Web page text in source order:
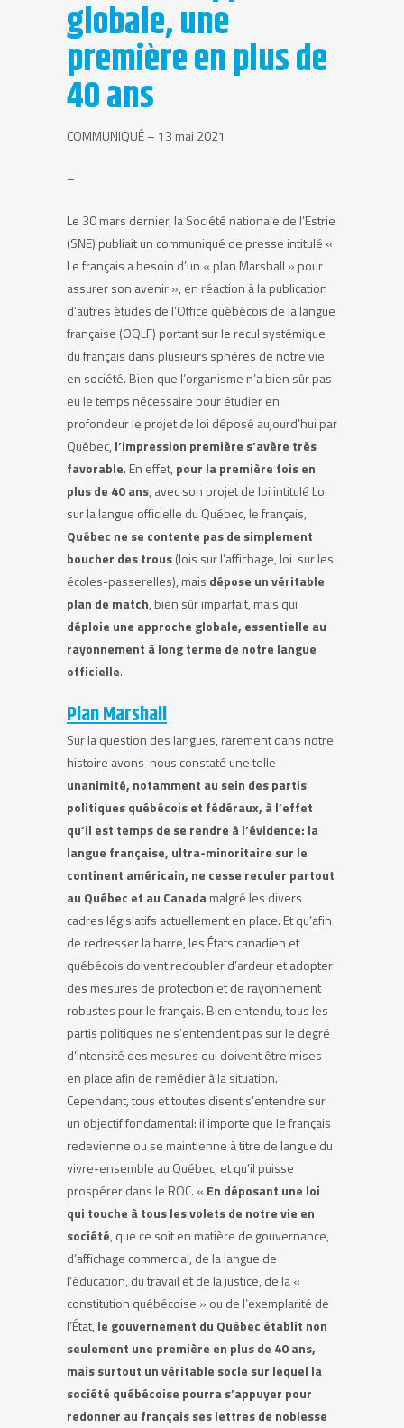
globale, une
première en plus de
40 ans
COMMUNIQUÉ – 13 mai 2021
–
Le 30 mars dernier, la Société nationale de l’Estrie
(SNE) publiait un communiqué de presse intitulé «
Le français a besoin d’un « plan Marshall » pour
assurer son avenir », en réaction à la publication
d’autres études de l’Office québécois de la langue
française (OQLF) portant sur le recul systémique
du français dans plusieurs sphères de notre vie
en société. Bien que l’organisme n’a bien sûr pas
eu le temps nécessaire pour étudier en
profondeur le projet de loi déposé aujourd’hui par
Québec, l’impression première s’avère très
favorable. En effet, pour la première fois en
plus de 40 ans, avec son projet de loi intitulé Loi
sur la langue officielle du Québec, le français,
Québec ne se contente pas de simplement
boucher des trous(lois sur l’affichage, loi sur les
écoles-passerelles), mais dépose un véritable
plan de match, bien sûr imparfait, mais qui
déploie une approche globale, essentielle au
rayonnement à long terme de notre langue
officielle.
Plan Marshall
Sur la question des langues, rarement dans notre
histoire avons-nous constaté une telle
unanimité, notamment au sein des partis
politiques québécois et fédéraux, à l’effet
qu’il est temps de se rendre à l’évidence: la
langue française, ultra-minoritaire sur le
continent américain, ne cesse reculer partout
au Québec et au Canadamalgré les divers
cadres législatifs actuellement en place. Et qu’afin
de redresser la barre, les États canadien et
québécois doivent redoubler d’ardeur et adopter
des mesures de protection et de rayonnement
robustes pour le français. Bien entendu, tous les
partis politiques ne s’entendent pas sur le degré
d’intensité des mesures qui doivent être mises
en place afin de remédier à la situation.
Cependant, tous et toutes disent s’entendre sur
un objectif fondamental: il importe que le français
redevienne ou se maintienne à titre de langue du
vivre-ensemble au Québec, et qu’il puisse
prospérer dans le ROC. « En déposant une loi
qui touche à tous les volets de notre vie en
société, que ce soit en matière de gouvernance,
d’affichage commercial, de la langue de
l’éducation, du travail et de la justice, de la «
constitution québécoise » ou de l’exemplarité de
l’État, le gouvernement du Québec établit non
seulement une première en plus de 40 ans,
mais surtout un véritable socle sur lequel la
société québécoise pourra s’appuyer pour
redonner au français ses lettres de noblesse